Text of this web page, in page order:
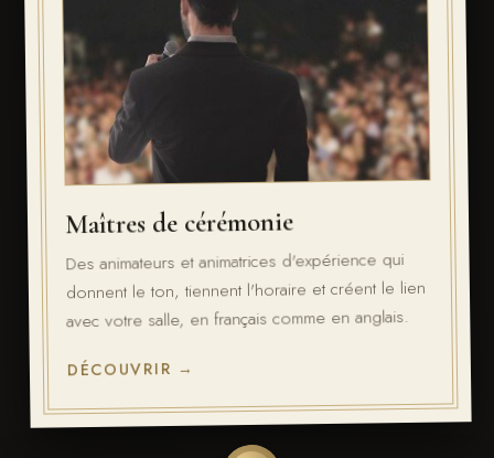
Maîtres de cérémonie
Des animateurs et animatrices d'expérience qui
donnent le ton, tiennent l'horaire et créent le lien
avec votre salle, en français comme en anglais.
DÉCOUVRIR →